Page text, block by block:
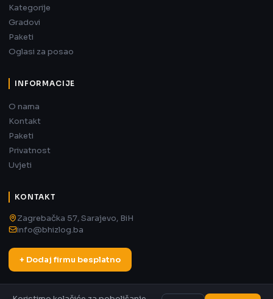
Kategorije
Gradovi
Paketi
Oglasi za posao
INFORMACIJE
O nama
Kontakt
Paketi
Privatnost
Uvjeti
KONTAKT
Zagrebačka 57, Sarajevo, BiH
info@bhizlog.ba
+ Dodaj firmu besplatno